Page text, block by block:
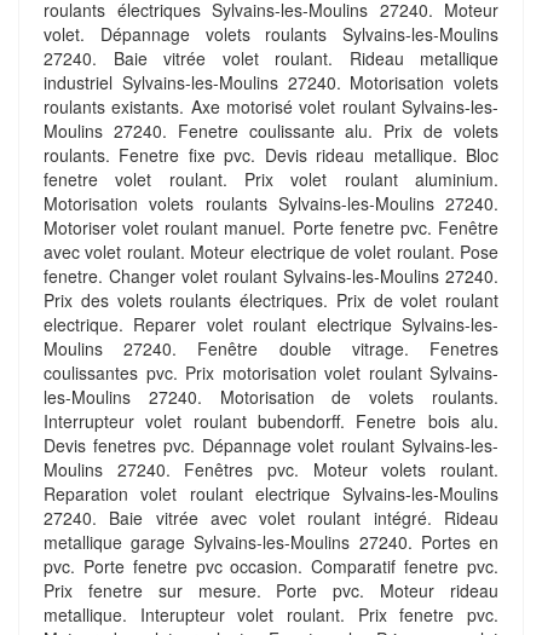
roulants électriques Sylvains-les-Moulins 27240. Moteur
volet. Dépannage volets roulants Sylvains-les-Moulins
27240. Baie vitrée volet roulant. Rideau metallique
industriel Sylvains-les-Moulins 27240. Motorisation volets
roulants existants. Axe motorisé volet roulant Sylvains-les-
Moulins 27240. Fenetre coulissante alu. Prix de volets
roulants. Fenetre fixe pvc. Devis rideau metallique. Bloc
fenetre volet roulant. Prix volet roulant aluminium.
Motorisation volets roulants Sylvains-les-Moulins 27240.
Motoriser volet roulant manuel. Porte fenetre pvc. Fenêtre
avec volet roulant. Moteur electrique de volet roulant. Pose
fenetre. Changer volet roulant Sylvains-les-Moulins 27240.
Prix des volets roulants électriques. Prix de volet roulant
electrique. Reparer volet roulant electrique Sylvains-les-
Moulins 27240. Fenêtre double vitrage. Fenetres
coulissantes pvc. Prix motorisation volet roulant Sylvains-
les-Moulins 27240. Motorisation de volets roulants.
Interrupteur volet roulant bubendorff. Fenetre bois alu.
Devis fenetres pvc. Dépannage volet roulant Sylvains-les-
Moulins 27240. Fenêtres pvc. Moteur volets roulant.
Reparation volet roulant electrique Sylvains-les-Moulins
27240. Baie vitrée avec volet roulant intégré. Rideau
metallique garage Sylvains-les-Moulins 27240. Portes en
pvc. Porte fenetre pvc occasion. Comparatif fenetre pvc.
Prix fenetre sur mesure. Porte pvc. Moteur rideau
metallique. Interupteur volet roulant. Prix fenetre pvc.